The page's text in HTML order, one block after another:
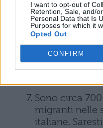
I want to opt-out of
Retention, Sale, and/
Personal Data that Is
Purposes for which it
Opted Out
CONFIRM
tagli sono
pomeriggio,
didattici,
più banali
igienica:
spese militari
Sono circa
migranti nelle
italiane.